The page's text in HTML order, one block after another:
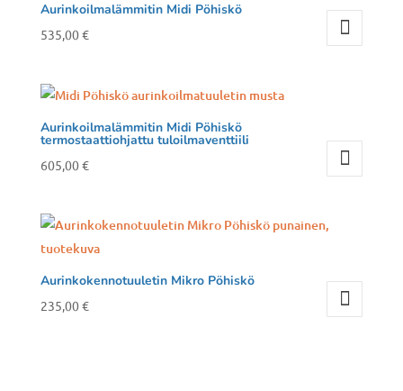
useampi
muunnelma.
tehdä
valinnat
tuotteen
sivulla.
Aurinkoilmalämmitin Midi Pöhiskö
535,00€
tuotteella
on
useampi
muunnelma.
Voit
valinnat
tuotteen
Aurinkoilmalämmitin Midi Pöhiskö
termostaattiohjattu tuloilmaventtiili
605,00€
tuotteella
on
useampi
muunnelma.
Voit
Aurinkokennotuuletin Mikro Pöhiskö
235,00€